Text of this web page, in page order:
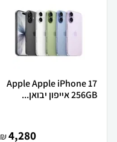
Apple Apple iPhone 17
256GB אייפון יבואן...
4,280
₪